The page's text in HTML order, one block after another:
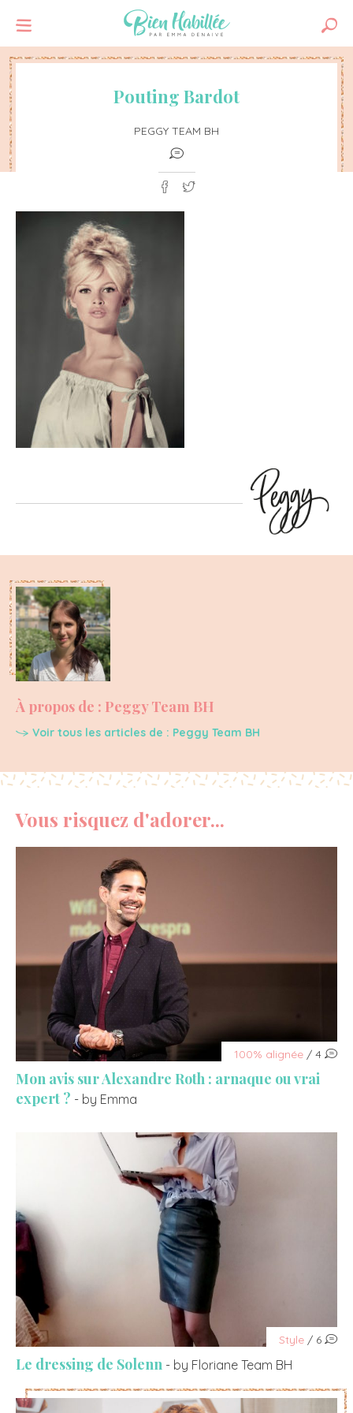
Pouting Bardot
PEGGY TEAM BH
À propos de : Peggy Team BH
Voir tous les articles de : Peggy Team BH
Vous risquez d'adorer...
100% alignée / 4
Mon avis sur Alexandre Roth : arnaque ou vrai
expert ? - by Emma
Style / 6
Le dressing de Solenn - by Floriane Team BH